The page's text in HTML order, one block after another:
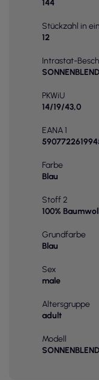
144
Stückzahl in
12
Intrastat-
PKWiU
14/19/43,0
EANA 1
Farbe
Blau
Stoff 2
100%
Grundfarbe
Blau
Sex
male
Altersgruppe
adult
Modell